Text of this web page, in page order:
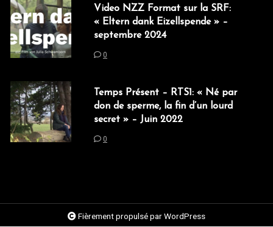
Video NZZ Format sur la SRF:
« Eltern dank Eizellspende » –
septembre 2024
0
Temps Présent – RTS1: « Né par
don de sperme, la fin d’un lourd
secret » – Juin 2022
0
Fièrement propulsé par WordPress